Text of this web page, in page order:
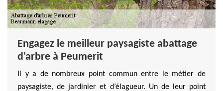
Engagez le meilleur paysagiste abattage
d'arbre à Peumerit
Il y a de nombreux point commun entre le métier de
paysagiste, de jardinier et d’élagueur. Un de leur point